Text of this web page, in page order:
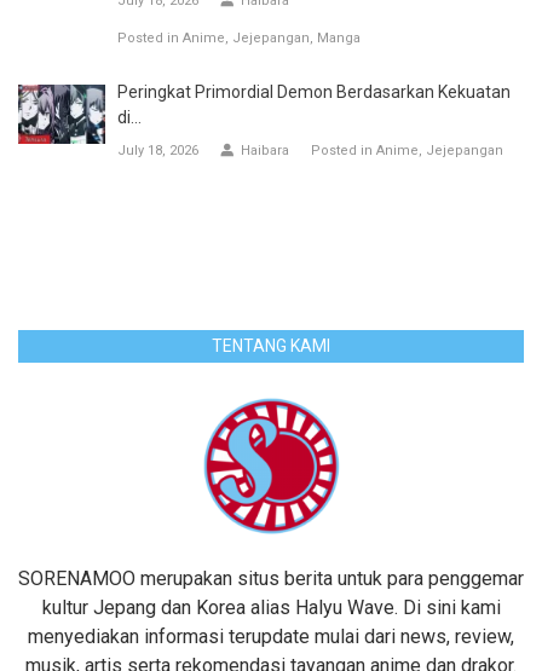
Posted in Anime Jejepangan Manga
Peringkat Primordial Demon Berdasarkan Kekuatan
di...
July 18, 2026 Haibara Posted in Anime Jejepangan
TENTANG KAMI
SORENAMOO merupakan situs berita untuk para penggemar
kultur Jepang dan Korea alias Halyu Wave. Di sini kami
menyediakan informasi terupdate mulai dari news, review,
musik, artis serta rekomendasi tayangan anime dan drakor.